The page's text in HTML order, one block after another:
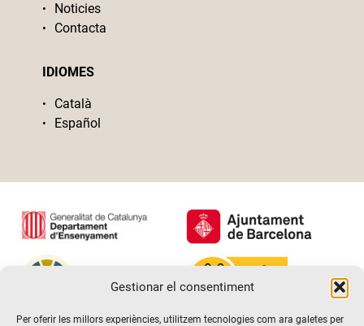
Gestionar el consentiment
Per oferir les millors experiències, utilitzem tecnologies com ara galetes per
Noticies
Contacta
IDIOMES
Català
Español